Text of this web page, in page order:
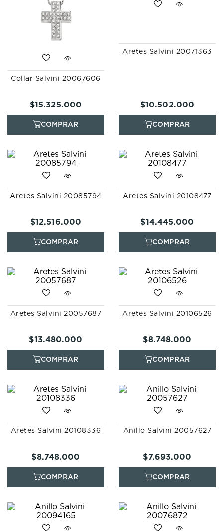
Collar Salvini 20067606
$15.325.000
Aretes Salvini 20071363
$10.502.000
Aretes Salvini 20085794
$12.516.000
Aretes Salvini 20108477
$14.445.000
Aretes Salvini 20057687
$13.480.000
Aretes Salvini 20106526
$8.748.000
Aretes Salvini 20108336
$8.748.000
Anillo Salvini 20057627
$7.693.000